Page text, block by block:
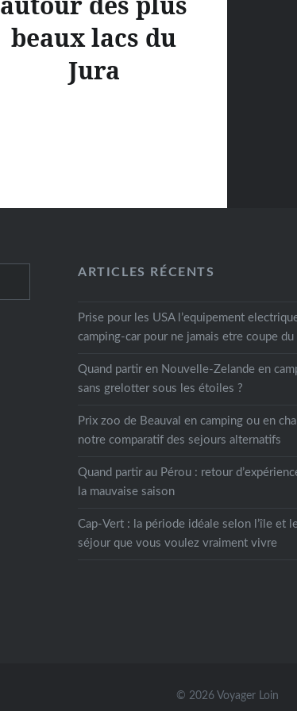
beaux lacs du
Jura
ARTICLES RÉCENTS
Prise pour les USA l’equipement
camping-car pour ne jamais etre coupe du
Quand partir en Nouvelle-Zelande en
sans grelotter sous les étoiles ?
Prix zoo de Beauval en camping ou en
notre comparatif des sejours alternatifs
Quand partir au Pérou : retour
la mauvaise saison
Cap-Vert : la période idéale selon l’île et
séjour que vous voulez vraiment vivre
© 2026 Voyager Loin